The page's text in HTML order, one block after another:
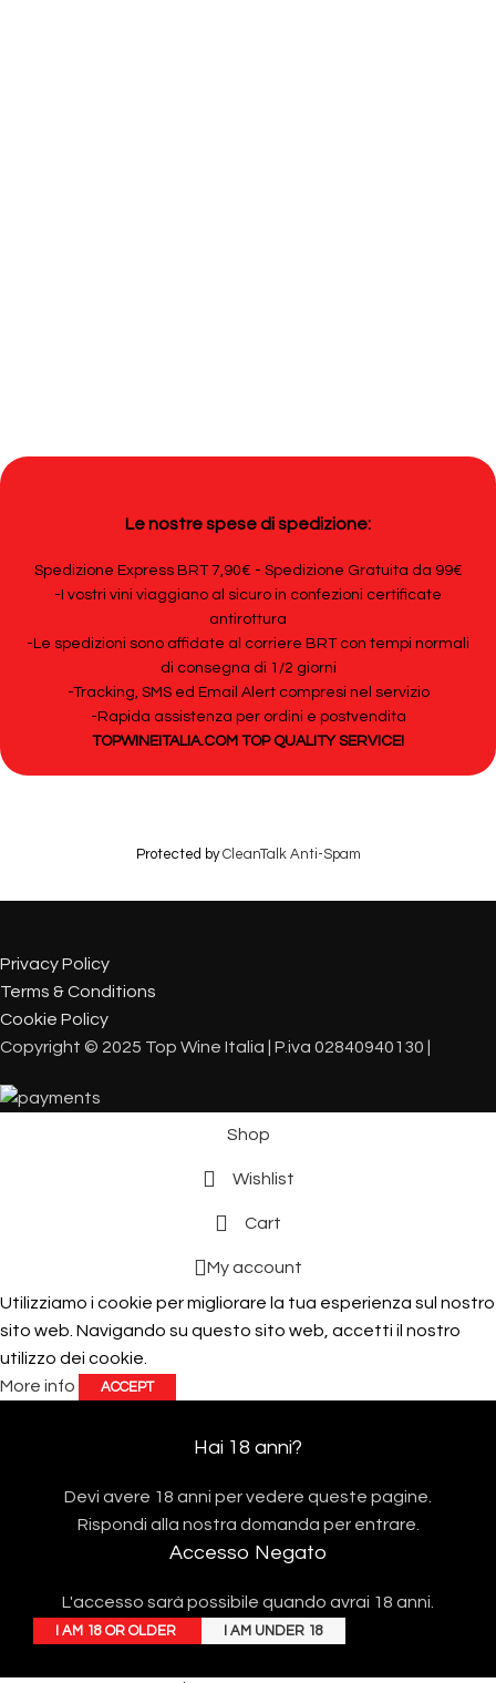
Le nostre spese di spedizione:
Spedizione Express BRT 7,90€ - Spedizione Gratuita da 99€
-I vostri vini viaggiano al sicuro in confezioni certificate
antirottura
-Le spedizioni sono affidate al corriere BRT con tempi normali
di consegna di 1/2 giorni
-Tracking, SMS ed Email Alert compresi nel servizio
-Rapida assistenza per ordini e postvendita
TOPWINEITALIA.COM TOP QUALITY SERVICE!
Protected byCleanTalk Anti-Spam
Privacy Policy
Terms & Conditions
Cookie Policy
Copyright © 2025 Top Wine Italia | P.iva 02840940130 |
Shop
Wishlist
Cart
My account
Utilizziamo i cookie per migliorare la tua esperienza sul nostro
sito web. Navigando su questo sito web, accetti il ​​nostro
utilizzo dei cookie.
More info
ACCEPT
Hai 18 anni?
Devi avere 18 anni per vedere queste pagine.
Rispondi alla nostra domanda per entrare.
Accesso Negato
L'accesso sarà possibile quando avrai 18 anni.
I AM 18 OR OLDER I AM UNDER 18